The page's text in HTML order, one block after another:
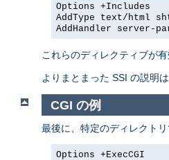
Options +Includes
AddType text/html
AddHandler server-
これらのディレクティブが
よりまとまった SSI の説明は
CGI の例
最後に、特定のディレクト
Options +ExecCGI